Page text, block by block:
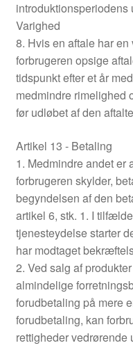
introduktionsperiodens
Varighed
8. Hvis en aftale har
forbrugeren opsige
tidspunkt efter et år
medmindre rimelighed
før udløbet af den
Artikel 13 - Betaling
1. Medmindre andet er
forbrugeren skylder,
begyndelsen af den
artikel 6, stk. 1. I
tjenesteydelse starter
har modtaget
2. Ved salg af
almindelige
forudbetaling på mere
forudbetaling, kan
rettigheder